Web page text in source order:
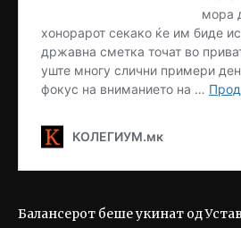
Балансерот беше укинат од